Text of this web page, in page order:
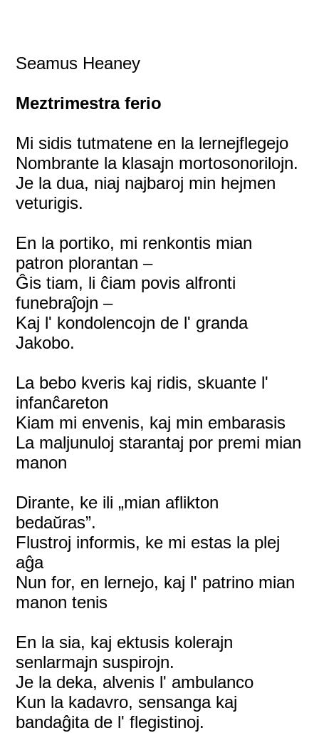
Seamus Heaney
Meztrimestra ferio
Mi sidis tutmatene en la lernejflegejo
Nombrante la klasajn mortosonorilojn.
Je la dua, niaj najbaroj min hejmen
veturigis.
En la portiko, mi renkontis mian
patron plorantan –
Ĝis tiam, li ĉiam povis alfronti
funebraĵojn –
Kaj l' kondolencojn de l' granda
Jakobo.
La bebo kveris kaj ridis, skuante l'
infanĉareton
Kiam mi envenis, kaj min embarasis
La maljunuloj starantaj por premi mian
manon
Dirante, ke ili „mian aflikton
bedaŭras”.
Flustroj informis, ke mi estas la plej
aĝa
Nun for, en lernejo, kaj l' patrino mian
manon tenis
En la sia, kaj ektusis kolerajn
senlarmajn suspirojn.
Je la deka, alvenis l' ambulanco
Kun la kadavro, sensanga kaj
bandaĝita de l' flegistinoj.